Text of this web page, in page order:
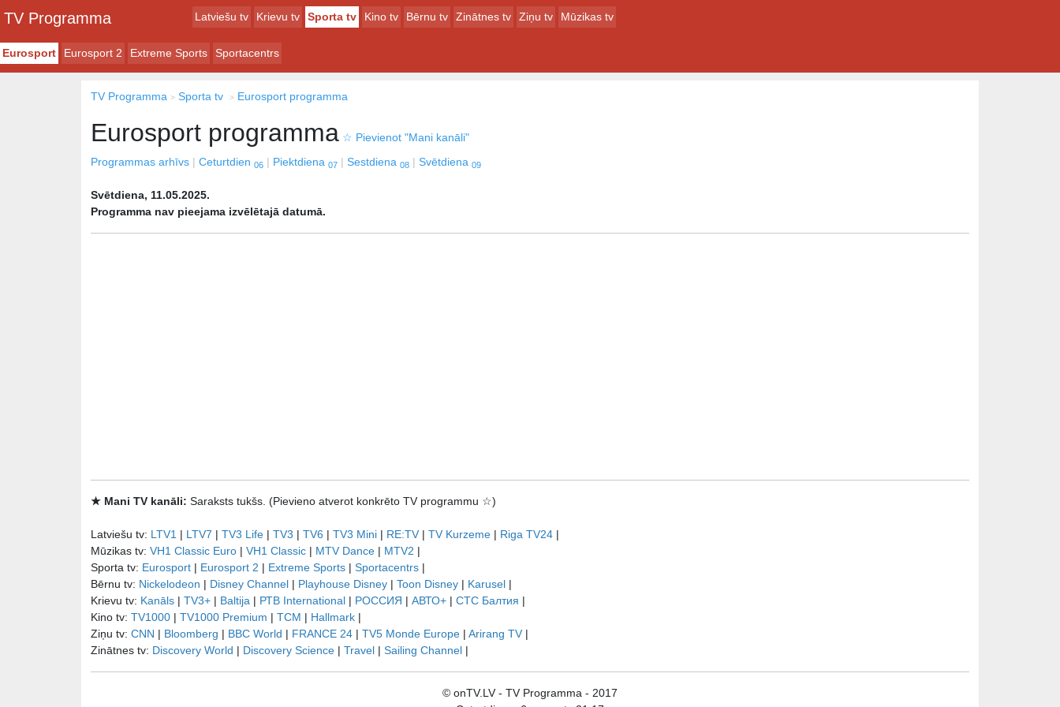
TV Programma Latviešu tv Krievu tv Sporta tv Kino tv Bērnu tv Zinātnes tv Ziņu tv Mūzikas tv
Eurosport Eurosport 2 Extreme Sports Sportacentrs
TV Programma Sporta tv Eurosport programma
Eurosport programma ☆ Pievienot "Mani kanāli"
Programmas arhīvs
Ceturtdien 06 Piektdiena 07 Sestdiena 08 Svētdiena 09
Svētdiena, 11.05.2025.
Programma nav pieejama izvēlētajā datumā.
★ Mani TV kanāli: Saraksts tukšs. (Pievieno atverot konkrēto TV programmu ☆)
Latviešu tv: LTV1 | LTV7 | TV3 Life | TV3 | TV6 | TV3 Mini | RE:TV | TV Kurzeme | Riga TV24 |
Mūzikas tv: VH1 Classic Euro | VH1 Classic | MTV Dance | MTV2 |
Sporta tv: Eurosport | Eurosport 2 | Extreme Sports | Sportacentrs |
Bērnu tv: Nickelodeon | Disney Channel | Playhouse Disney | Toon Disney | Karusel |
Krievu tv: Kanāls | TV3+ | Baltija | РТB International | РОССИЯ | АВТО+ | СТС Балтия |
Kino tv: TV1000 | TV1000 Premium | TCM | Hallmark |
Ziņu tv: CNN | Bloomberg | BBC World | FRANCE 24 | TV5 Monde Europe | Arirang TV |
Zinātnes tv: Discovery World | Discovery Science | Travel | Sailing Channel |
© onTV.LV - TV Programma - 2017